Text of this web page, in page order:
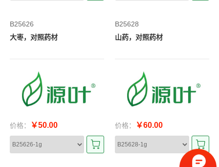
B25626
大枣，对照药材
价格： ￥50.00
B25628
山药，对照药材
价格： ￥60.00